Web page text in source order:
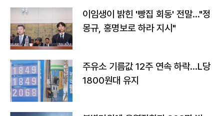
이임생이 밝힌 '빵집 회동' 전말…"정
몽규, 홍명보로 하라 지시"
주유소 기름값 12주 연속 하락…L당
1800원대 유지